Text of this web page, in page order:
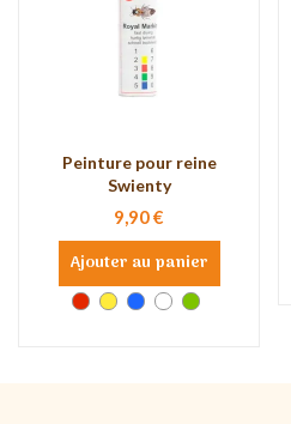
Peinture pour reine
Swienty
9,90 €
Ajouter au panier